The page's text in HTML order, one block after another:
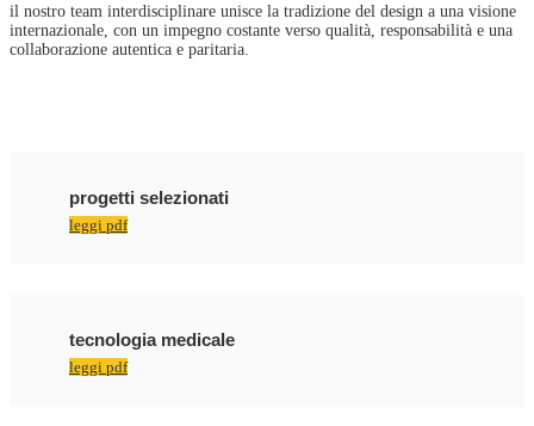
il nostro team interdisciplinare unisce la tradizione del design a una visione
internazionale, con un impegno costante verso qualità, responsabilità e una
collaborazione autentica e paritaria.
progetti selezionati
leggi pdf
tecnologia medicale
leggi pdf